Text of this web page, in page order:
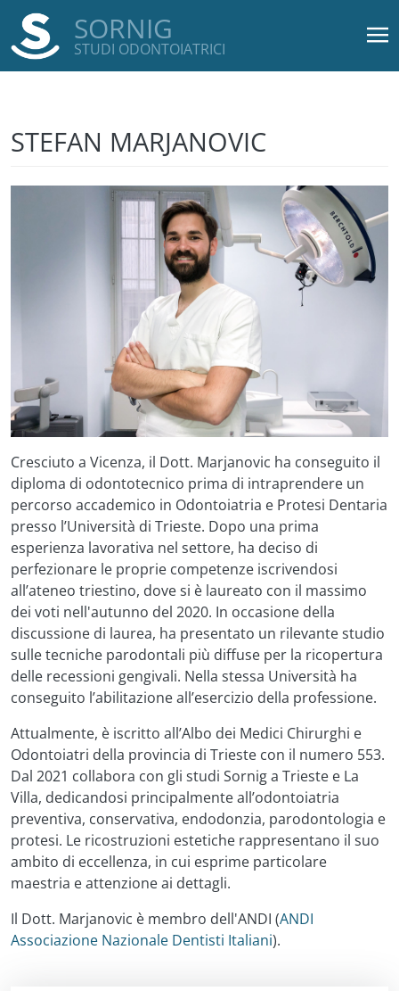
SORNIG
STUDI ODONTOIATRICI
STEFAN MARJANOVIC
Cresciuto a Vicenza, il Dott. Marjanovic ha conseguito il
diploma di odontotecnico prima di intraprendere un
percorso accademico in Odontoiatria e Protesi Dentaria
presso l’Università di Trieste. Dopo una prima
esperienza lavorativa nel settore, ha deciso di
perfezionare le proprie competenze iscrivendosi
all’ateneo triestino, dove si è laureato con il massimo
dei voti nell'autunno del 2020. In occasione della
discussione di laurea, ha presentato un rilevante studio
sulle tecniche parodontali più diffuse per la ricopertura
delle recessioni gengivali. Nella stessa Università ha
conseguito l’abilitazione all’esercizio della professione.
Attualmente, è iscritto all’Albo dei Medici Chirurghi e
Odontoiatri della provincia di Trieste con il numero 553.
Dal 2021 collabora con gli studi Sornig a Trieste e La
Villa, dedicandosi principalmente all’odontoiatria
preventiva, conservativa, endodonzia, parodontologia e
protesi. Le ricostruzioni estetiche rappresentano il suo
ambito di eccellenza, in cui esprime particolare
maestria e attenzione ai dettagli.
Il Dott. Marjanovic è membro dell'ANDI (ANDI
Associazione Nazionale Dentisti Italiani).